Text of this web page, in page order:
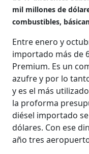
mil millones de
combustibles,
Entre enero y
importado más de
Premium. Es un
azufre y por lo
y es el más
la proforma
diésel importado
dólares. Con ese
año tres